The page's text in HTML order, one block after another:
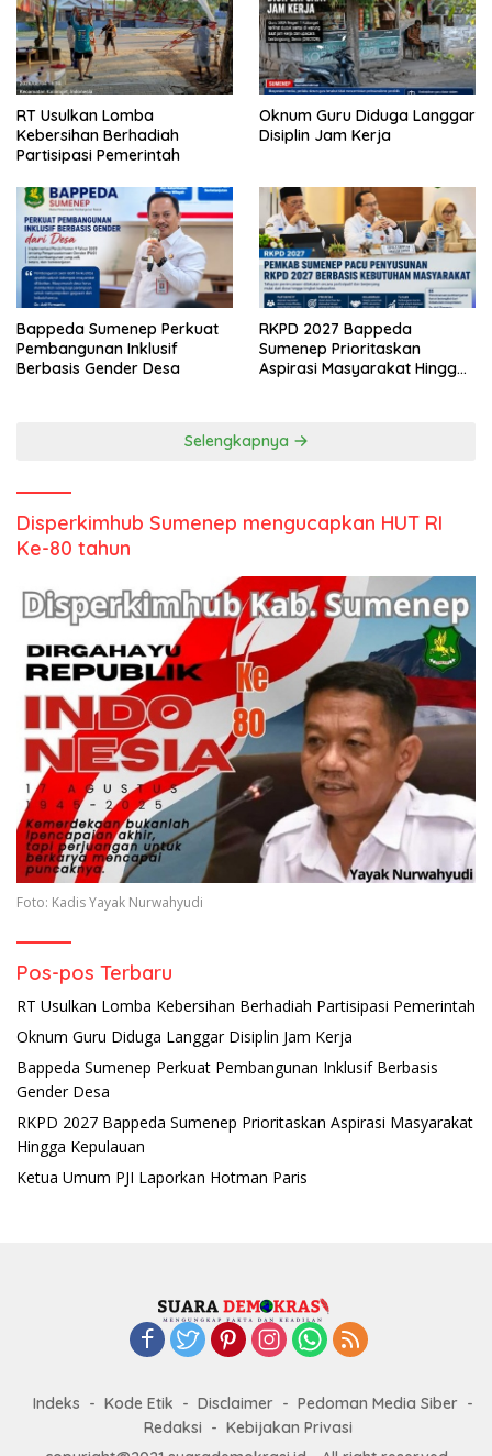
RT Usulkan Lomba
Kebersihan Berhadiah
Partisipasi Pemerintah
Oknum Guru Diduga Langgar
Disiplin Jam Kerja
Bappeda Sumenep Perkuat
Pembangunan Inklusif
Berbasis Gender Desa
RKPD 2027 Bappeda
Sumenep Prioritaskan
Aspirasi Masyarakat Hingga
Selengkapnya
Disperkimhub Sumenep mengucapkan HUT RI
Ke-80 tahun
Foto: Kadis Yayak Nurwahyudi
Pos-pos Terbaru
RT Usulkan Lomba Kebersihan Berhadiah Partisipasi Pemerintah
Oknum Guru Diduga Langgar Disiplin Jam Kerja
Bappeda Sumenep Perkuat Pembangunan Inklusif Berbasis
Gender Desa
RKPD 2027 Bappeda Sumenep Prioritaskan Aspirasi Masyarakat
Hingga Kepulauan
Ketua Umum PJI Laporkan Hotman Paris
Indeks Kode Etik Disclaimer
Pedoman Media Siber
Redaksi
Kebijakan Privasi